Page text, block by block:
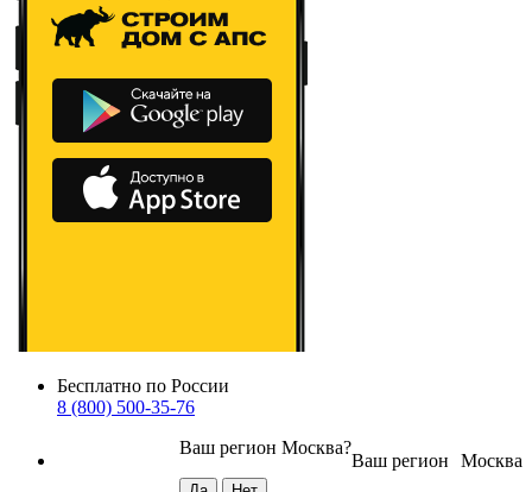
Бесплатно по России
8 (800) 500-35-76
Москва
Ваш регион
Ваш регион Москва?